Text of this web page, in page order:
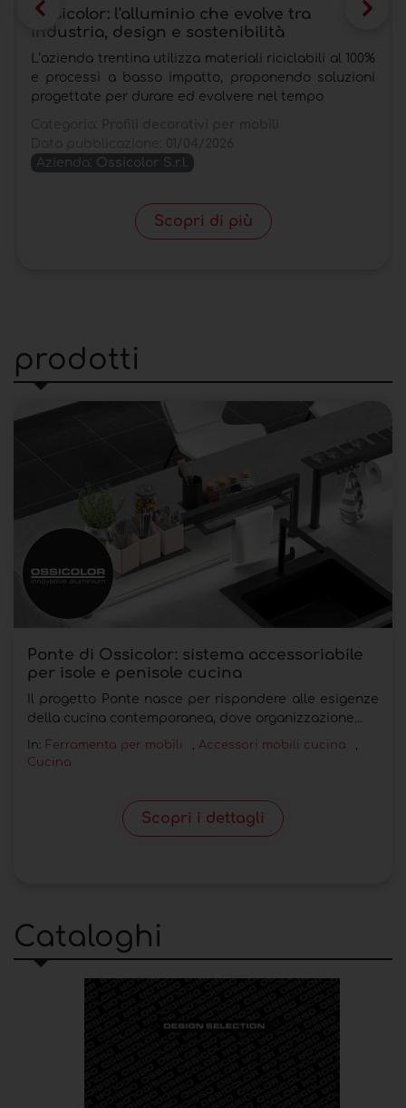
Ossicolor: l'alluminio che evolve tra
industria, design e sostenibilità
L’azienda trentina utilizza materiali riciclabili al 100%
e processi a basso impatto, proponendo soluzioni
progettate per durare ed evolvere nel tempo
Azienda: Ossicolor S.r.l.
Scopri di più
prodotti
Ponte di Ossicolor: sistema accessoriabile
per isole e penisole cucina
Il progetto Ponte nasce per rispondere alle esigenze
della cucina contemporanea, dove organizzazione...
In: Ferramenta per mobili Accessori mobili cucina
Cucina
Scopri i dettagli
Cataloghi